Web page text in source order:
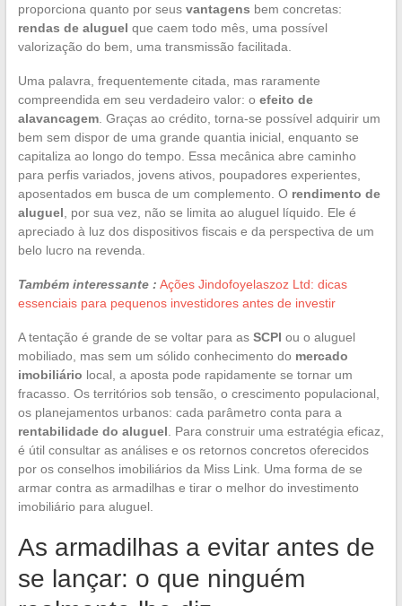
proporciona quanto por seus vantagens bem concretas:
rendas de aluguel que caem todo mês, uma possível
valorização do bem, uma transmissão facilitada.
Uma palavra, frequentemente citada, mas raramente
compreendida em seu verdadeiro valor: o efeito de
alavancagem. Graças ao crédito, torna-se possível adquirir um
bem sem dispor de uma grande quantia inicial, enquanto se
capitaliza ao longo do tempo. Essa mecânica abre caminho
para perfis variados, jovens ativos, poupadores experientes,
aposentados em busca de um complemento. O rendimento de
aluguel , por sua vez, não se limita ao aluguel líquido. Ele é
apreciado à luz dos dispositivos fiscais e da perspectiva de um
belo lucro na revenda.
Também interessante : Ações Jindofoyelaszoz Ltd: dicas
essenciais para pequenos investidores antes de investir
A tentação é grande de se voltar para as SCPI ou o aluguel
mobiliado, mas sem um sólido conhecimento do mercado
imobiliário local, a aposta pode rapidamente se tornar um
fracasso. Os territórios sob tensão, o crescimento populacional,
os planejamentos urbanos: cada parâmetro conta para a
rentabilidade do aluguel . Para construir uma estratégia eficaz,
é útil consultar as análises e os retornos concretos oferecidos
por os conselhos imobiliários da Miss Link. Uma forma de se
armar contra as armadilhas e tirar o melhor do investimento
imobiliário para aluguel.
As armadilhas a evitar antes de
se lançar: o que ninguém